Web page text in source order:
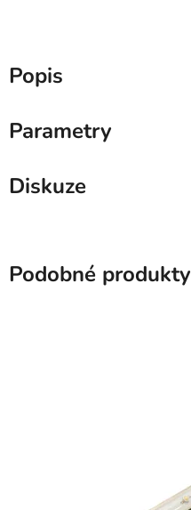
Popis
Parametry
Diskuze
Podobné produkty